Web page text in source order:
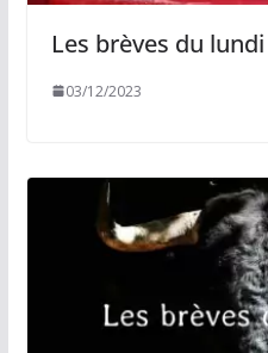
Les brèves du
03/12/2023